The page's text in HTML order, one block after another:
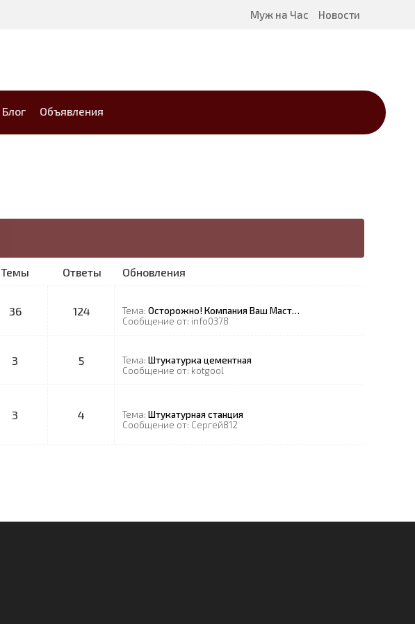
Муж на Час Новости
Блог Объявления
Темы Ответы Обновления
36 124 Тема: Осторожно! Компания Ваш Маст…
Сообщение от: info0378
3 5 Тема: Штукатурка цементная
Сообщение от: kotgool
3 4 Тема: Штукатурная станция
Сообщение от: Сергей812